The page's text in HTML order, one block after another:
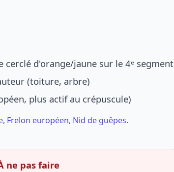
d'orange/jaune sur le 4ᵉ segment
(toiture, arbre)
plus actif au crépuscule)
, Frelon européen, Nid de guêpes.
ne pas faire